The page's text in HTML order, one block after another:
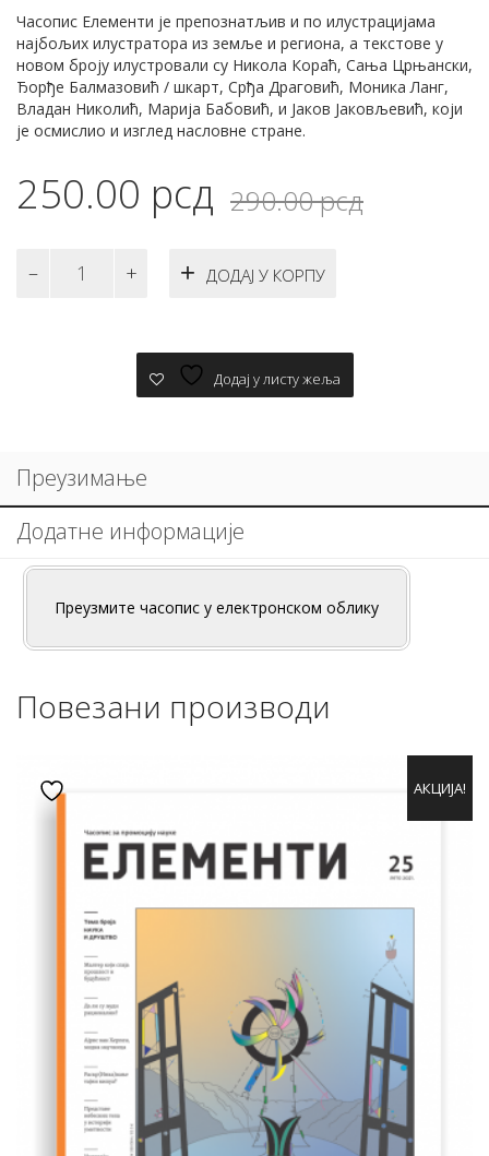
Часопис Елементи је препознатљив и по илустрацијама
најбољих илустратора из земље и региона, а текстове у
новом броју илустровали су Никола Кораћ, Сања Црњански,
Ђорђе Балмазовић / шкарт, Срђа Драговић, Моника Ланг,
Владан Николић, Марија Бабовић, и Јаков Јаковљевић, који
је осмислио и изглед насловне стране.
290.00рсд
250.00 рсд
33
ДОДАЈ У КОРПУ
Додај у листу жеља
Преузимање
Додатне информације
Преузмите часопис у електронском облику
Повезани производи
АКЦИЈА!